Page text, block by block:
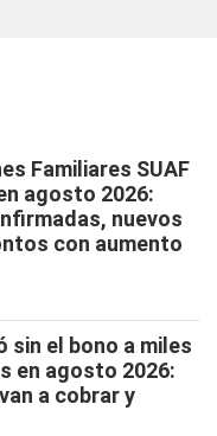
Familiares SUAF
agosto 2026:
nuevos
con aumento
sin el bono a miles
en agosto 2026:
a cobrar y